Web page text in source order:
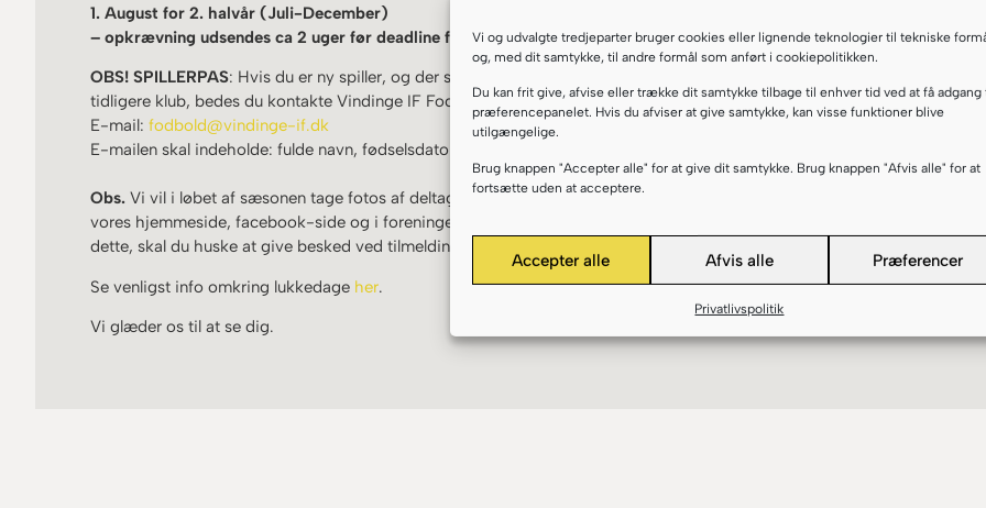
Vi og udvalgte tredjeparter bruger cookies eller lignende teknologier til tekniske
og, med dit samtykke, til andre formål som anført i cookiepolitikken.
Du kan frit give, afvise eller trække dit samtykke tilbage til enhver tid ved at få adgang
præferencepanelet. Hvis du afviser at give samtykke, kan visse funktioner blive
utilgængelige.
Brug knappen "Accepter alle" for at give dit samtykke. Brug knappen "Afvis alle" for at
fortsætte uden at acceptere.
Accepter alle Afvis alle Præferencer
Privatlivspolitik
1. August for 2. halvår (Juli-December)
– opkrævning udsendes ca 2 uger før deadline for betaling
OBS! SPILLERPAS: Hvis du er ny spiller, og der skal indhentes Spillerpas fra din
tidligere klub, bedes du kontakte Vindinge IF Fodbold efter indmelding.
E-mail: fodbold@vindinge-if.dk
E-mailen skal indeholde: fulde navn, fødselsdato og tidligere klub.
Obs. Vi vil i løbet af sæsonen tage fotos af deltagerne på vores hold til brug på
vores hjemmeside, facebook-side og i foreningens foldere. Ønsker du ikke
dette, skal du huske at give besked ved tilmelding.
Se venligst info omkring lukkedage her.
Vi glæder os til at se dig.